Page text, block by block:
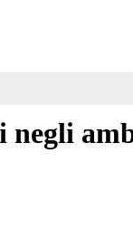
negli